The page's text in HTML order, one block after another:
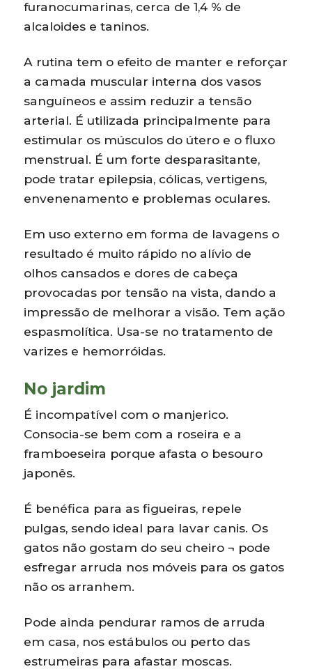
furanocumarinas, cerca de 1,4 % de
alcaloides e taninos.
A rutina tem o efeito de manter e reforçar
a camada muscular interna dos vasos
sanguíneos e assim reduzir a tensão
arterial. É utilizada principalmente para
estimular os músculos do útero e o fluxo
menstrual. É um forte desparasitante,
pode tratar epilepsia, cólicas, vertigens,
envenenamento e problemas oculares.
Em uso externo em forma de lavagens o
resultado é muito rápido no alívio de
olhos cansados e dores de cabeça
provocadas por tensão na vista, dando a
impressão de melhorar a visão. Tem ação
espasmolítica. Usa-se no tratamento de
varizes e hemorróidas.
No jardim
É incompatível com o manjerico.
Consocia-se bem com a roseira e a
framboeseira porque afasta o besouro
japonês.
É benéfica para as figueiras, repele
pulgas, sendo ideal para lavar canis. Os
gatos não gostam do seu cheiro ¬ pode
esfregar arruda nos móveis para os gatos
não os arranhem.
Pode ainda pendurar ramos de arruda
em casa, nos estábulos ou perto das
estrumeiras para afastar moscas.